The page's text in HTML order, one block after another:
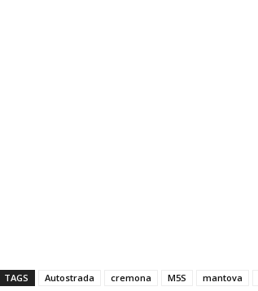
TAGS Autostrada cremona M5S mantova